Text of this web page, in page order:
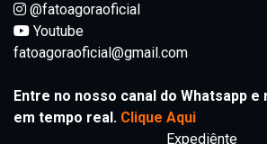
@fatoagoraoficial
Youtube
fatoagoraoficial@gmail.com
Entre no nosso canal do Whatsapp
em tempo real. Clique Aqui
Expediênte